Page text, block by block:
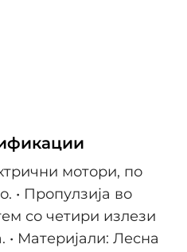
мотори, по
• Пропулзија во
со четири излези
Материјали: Лесна